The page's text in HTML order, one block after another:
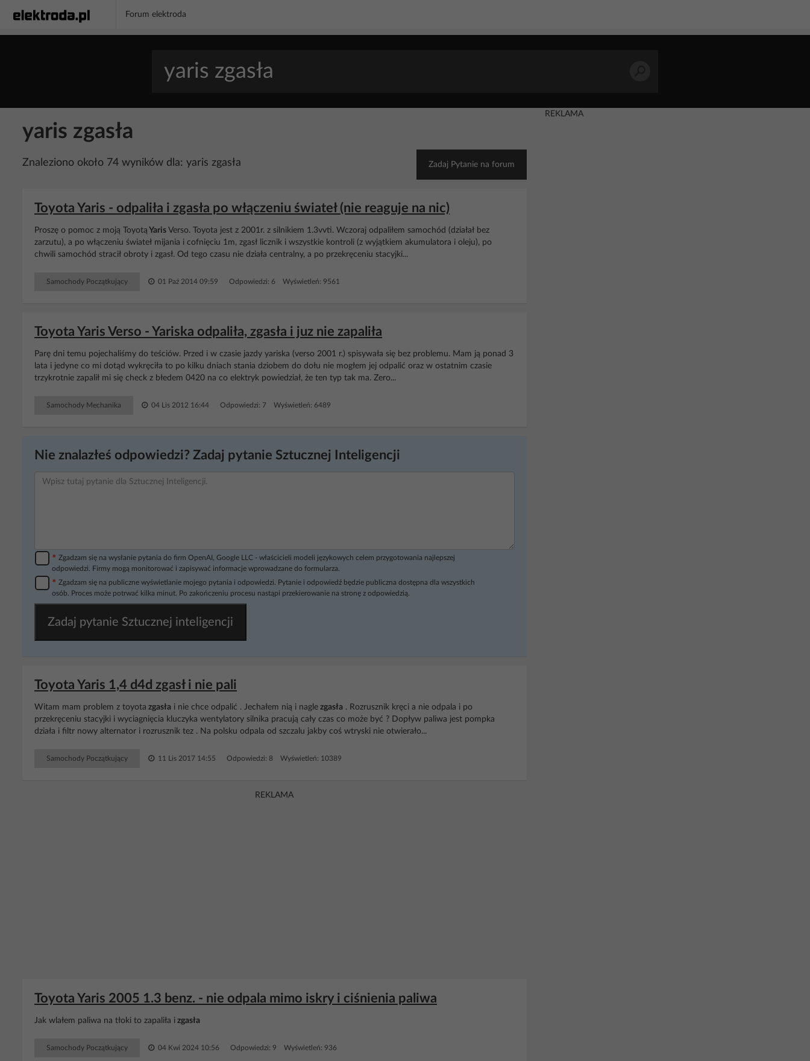
Forum elektroda
yaris zgasła
Znaleziono około 74 wyników dla: yaris zgasła Zadaj Pytanie na forum
Toyota Yaris - odpaliła i zgasła po włączeniu świateł (nie reaguje na nic)
Proszę o pomoc z moją Toyotą Yaris Verso. Toyota jest z 2001r. z silnikiem 1.3vvti. Wczoraj odpaliłem samochód (działał bez
zarzutu), a po włączeniu świateł mijania i cofnięciu 1m, zgasł licznik i wszystkie kontroli (z wyjątkiem akumulatora i oleju), po
chwili samochód stracił obroty i zgasł. Od tego czasu nie działa centralny, a po przekręceniu stacyjki...
Samochody Początkujący 01 Paź 2014 09:59 Odpowiedzi: 6 Wyświetleń: 9561
Toyota Yaris Verso - Yariska odpaliła, zgasła i juz nie zapaliła
Parę dni temu pojechaliśmy do teściów. Przed i w czasie jazdy yariska (verso 2001 r.) spisywała się bez problemu. Mam ją ponad 3
lata i jedyne co mi dotąd wykręciła to po kilku dniach stania dziobem do dołu nie mogłem jej odpalić oraz w ostatnim czasie
trzykrotnie zapalił mi się check z błedem 0420 na co elektryk powiedział, że ten typ tak ma. Zero...
Samochody Mechanika 04 Lis 2012 16:44 Odpowiedzi: 7 Wyświetleń: 6489
Nie znalazłeś odpowiedzi? Zadaj pytanie Sztucznej Inteligencji
* Zgadzam się na wysłanie pytania do firm OpenAI, Google LLC - właścicieli modeli językowych celem przygotowania najlepszej
odpowiedzi. Firmy mogą monitorować i zapisywać informacje wprowadzane do formularza.
* Zgadzam się na publiczne wyświetlanie mojego pytania i odpowiedzi. Pytanie i odpowiedź będzie publiczna dostępna dla wszystkich
osób. Proces może potrwać kilka minut. Po zakończeniu procesu nastąpi przekierowanie na stronę z odpowiedzią.
Zadaj pytanie Sztucznej inteligencji
Toyota Yaris 1,4 d4d zgasł i nie pali
Witam mam problem z toyota zgasła i nie chce odpalić . Jechałem nią i nagle zgasła . Rozrusznik kręci a nie odpala i po
przekręceniu stacyjki i wyciagnięcia kluczyka wentylatory silnika pracują cały czas co może być ? Dopływ paliwa jest pompka
działa i filtr nowy alternator i rozrusznik tez . Na polsku odpala od szczalu jakby coś wtryski nie otwierało...
Samochody Początkujący 11 Lis 2017 14:55 Odpowiedzi: 8 Wyświetleń: 10389
REKLAMA
Toyota Yaris 2005 1.3 benz. - nie odpala mimo iskry i ciśnienia paliwa
Jak wlałem paliwa na tłoki to zapaliła i zgasła
Samochody Początkujący 04 Kwi 2024 10:56 Odpowiedzi: 9 Wyświetleń: 936
REKLAMA